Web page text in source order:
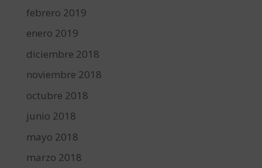
febrero 2019
enero 2019
diciembre 2018
noviembre 2018
octubre 2018
junio 2018
mayo 2018
marzo 2018